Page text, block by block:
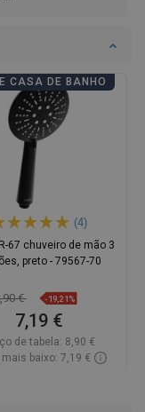
CASA DE BANHO
(4)
67 chuveiro de mão 3
preto - 79567-70
€ -19,21%
7,19 €
de tabela: 8,90 €
mais baixo: 7,19 €